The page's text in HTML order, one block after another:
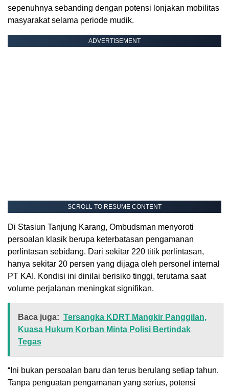
sepenuhnya sebanding dengan potensi lonjakan mobilitas
masyarakat selama periode mudik.
ADVERTISEMENT
SCROLL TO RESUME CONTENT
Di Stasiun Tanjung Karang, Ombudsman menyoroti
persoalan klasik berupa keterbatasan pengamanan
perlintasan sebidang. Dari sekitar 220 titik perlintasan,
hanya sekitar 20 persen yang dijaga oleh personel internal
PT KAI. Kondisi ini dinilai berisiko tinggi, terutama saat
volume perjalanan meningkat signifikan.
Baca juga: Tersangka KDRT Mangkir Panggilan,
Kuasa Hukum Korban Minta Polisi Bertindak
Tegas
“Ini bukan persoalan baru dan terus berulang setiap tahun.
Tanpa penguatan pengamanan yang serius, potensi